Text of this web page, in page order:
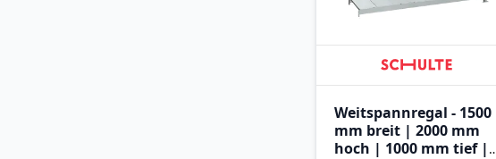
Weitspannregal - 1500
mm breit | 2000 mm
hoch | 1000 mm tief |